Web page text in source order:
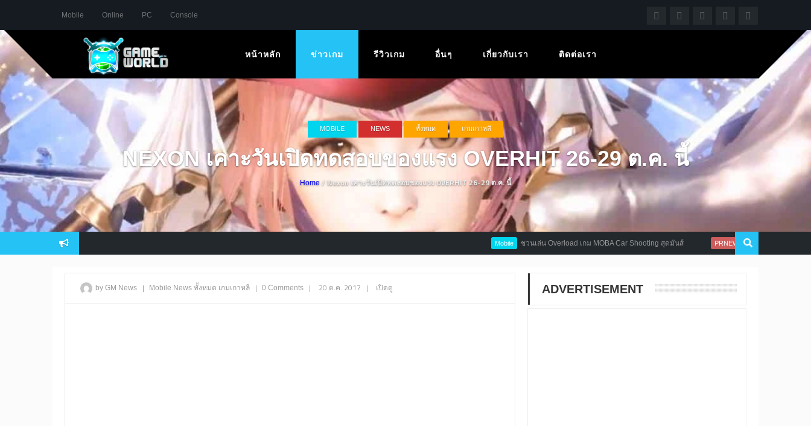
Mobile Online PC Console
หน้าหลัก ข่าวเกม รีวิวเกม อื่นๆ เกี่ยวกับเรา ติดต่อเรา
MOBILE NEWS ทั้งหมด เกมเกาหลี
NEXON เคาะวันเปิดทดสอบของแรง OVERHIT 26-29 ต.ค. นี้
Home / Nexon เคาะวันเปิดทดสอบของแรง OVERHIT 26-29 ต.ค. นี้
ชวนเล่น Overload เกม MOBA Car Shooting สุดมันส์ PRNEWS EvilBane: จักรพรรดิเหล็กกล้า จั
by GM News | Mobile News ทั้งหมด เกมเกาหลี | 0 Comments | 20 ต.ค. 2017 | เปิดดู ADVERTISEMENT